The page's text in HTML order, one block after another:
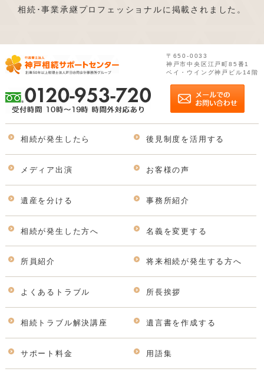
相続･事業承継プロフェッショナルに掲載されました。
〒650-0033
神戸市中央区江戸町85番1
ベイ・ウイング神戸ビル14階
相続が発生したら 後見制度を活用する
メディア出演 お客様の声
遺産を分ける 事務所紹介
相続が発生した方へ 名義を変更する
所員紹介 将来相続が発生する方へ
よくあるトラブル 所長挨拶
相続トラブル解決講座 遺言書を作成する
サポート料金 用語集